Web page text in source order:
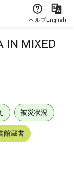
ヘルプEnglish
IN MIXED
被災状況
館蔵書